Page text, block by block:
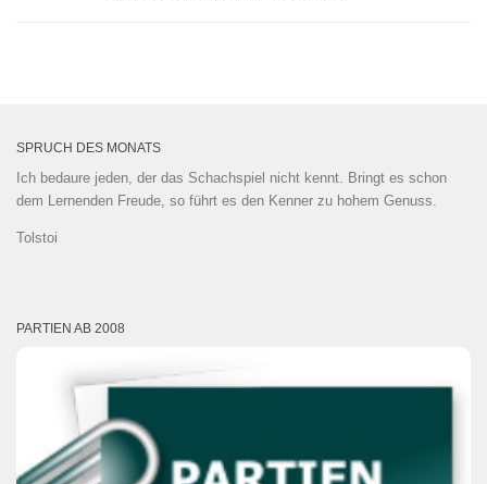
SPRUCH DES MONATS
Ich bedaure jeden, der das Schachspiel nicht kennt. Bringt es schon
dem Lernenden Freude, so führt es den Kenner zu hohem Genuss.
Tolstoi
PARTIEN AB 2008